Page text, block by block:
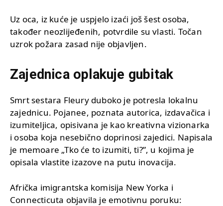
Uz oca, iz kuće je uspjelo izaći još šest osoba,
također neozlijeđenih, potvrdile su vlasti. Točan
uzrok požara zasad nije objavljen.
Zajednica oplakuje gubitak
Smrt sestara Fleury duboko je potresla lokalnu
zajednicu. Pojanee, poznata autorica, izdavačica i
izumiteljica, opisivana je kao kreativna vizionarka
i osoba koja nesebično doprinosi zajedici. Napisala
je memoare „Tko će to izumiti, ti?”, u kojima je
opisala vlastite izazove na putu inovacija.
Afrička imigrantska komisija New Yorka i
Connecticuta objavila je emotivnu poruku: